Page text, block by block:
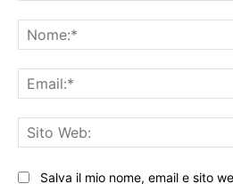
Salva il mio nome, email e sito